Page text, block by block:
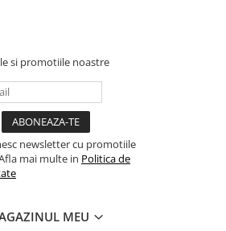
si promotiile noastre
newsletter cu promotiile
mai multe in Politica de
MEU